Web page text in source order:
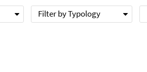
Filter by Typology